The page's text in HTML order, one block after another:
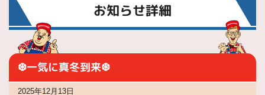
お知らせ詳細
❆一気に真冬到来❆
2025年12月13日